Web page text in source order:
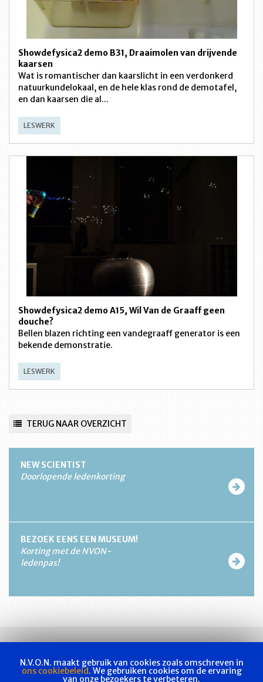
Showdefysica2 demo B31, Draaimolen van drijvende
kaarsen
Wat is romantischer dan kaarslicht in een verdonkerd
natuurkundelokaal, en de hele klas rond de demotafel,
en dan kaarsen die al...
LESWERK
Showdefysica2 demo A15, Wil Van de Graaff geen
douche?
Bellen blazen richting een vandegraaff generator is een
bekende demonstratie.
LESWERK
TERUG NAAR OVERZICHT
NEW SCIENTIST
Doorlopende ledenkorting
BEZOEK EENS EEN MUSEUM!
Korting met de NVON-
ledenpas!
N.V.O.N. maakt gebruik van cookies zoals omschreven in
ons cookiebeleid. We gebruiken cookies om de ervaring
van onze bezoekers te verbeteren.